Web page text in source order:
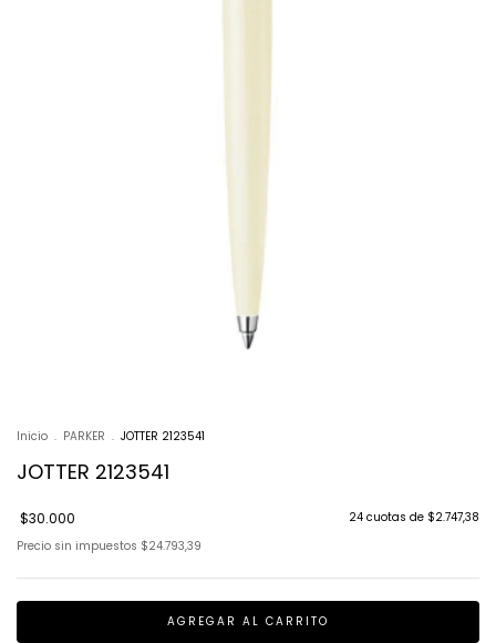
Inicio . PARKER . JOTTER 2123541
JOTTER 2123541
$30.000 24 cuotas de $2.747,38
Precio sin impuestos $24.793,39